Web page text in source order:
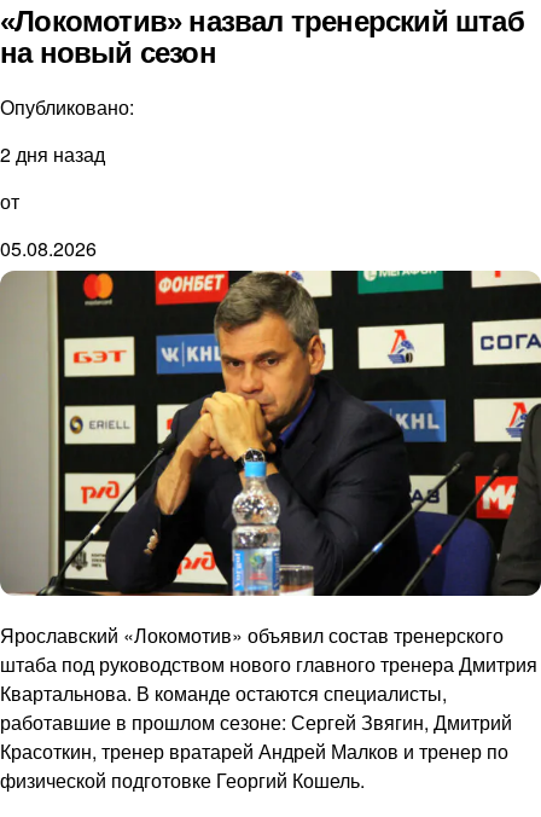
«Локомотив» назвал тренерский штаб
на новый сезон
Опубликовано:
2 дня назад
от
05.08.2026
Ярославский «Локомотив» объявил состав тренерского
штаба под руководством нового главного тренера Дмитрия
Квартальнова. В команде остаются специалисты,
работавшие в прошлом сезоне: Сергей Звягин, Дмитрий
Красоткин, тренер вратарей Андрей Малков и тренер по
физической подготовке Георгий Кошель.